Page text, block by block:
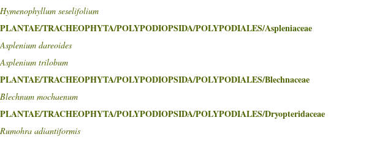
Hymenophyllum seselifolium
PLANTAE/TRACHEOPHYTA/POLYPODIOPSIDA/POLYPODIALES/Aspleniaceae
Asplenium dareoides
Asplenium trilobum
PLANTAE/TRACHEOPHYTA/POLYPODIOPSIDA/POLYPODIALES/Blechnaceae
Blechnum mochaenum
PLANTAE/TRACHEOPHYTA/POLYPODIOPSIDA/POLYPODIALES/Dryopteridaceae
Rumohra adiantiformis